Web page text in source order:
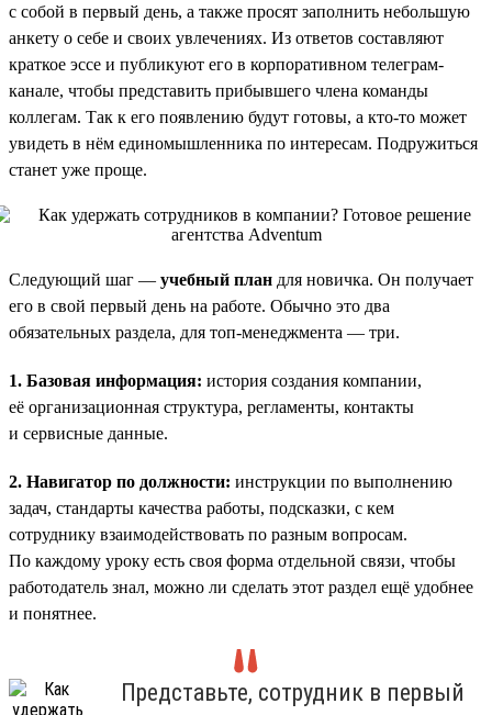
с собой в первый день, а также просят заполнить небольшую
анкету о себе и своих увлечениях. Из ответов составляют
краткое эссе и публикуют его в корпоративном телеграм-
канале, чтобы представить прибывшего члена команды
коллегам. Так к его появлению будут готовы, а кто-то может
увидеть в нём единомышленника по интересам. Подружиться
станет уже проще.
Следующий шаг — учебный план для новичка. Он получает
его в свой первый день на работе. Обычно это два
обязательных раздела, для топ-менеджмента — три.
1. Базовая информация: история создания компании,
её организационная структура, регламенты, контакты
и сервисные данные.
2. Навигатор по должности: инструкции по выполнению
задач, стандарты качества работы, подсказки, с кем
сотруднику взаимодействовать по разным вопросам.
По каждому уроку есть своя форма отдельной связи, чтобы
работодатель знал, можно ли сделать этот раздел ещё удобнее
и понятнее.
Представьте, сотрудник в первый